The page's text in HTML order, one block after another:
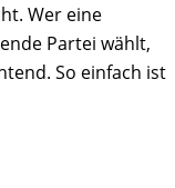
Wer eine
Partei wählt,
So einfach ist